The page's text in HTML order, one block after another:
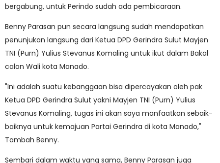
bergabung, untuk Perindo sudah ada pembicaraan.
Benny Parasan pun secara langsung sudah mendapatkan
penunjukan langsung dari Ketua DPD Gerindra Sulut Mayjen
TNI (Purn) Yulius Stevanus Komaling untuk ikut dalam Bakal
calon Wali kota Manado.
"Ini adalah suatu kebanggaan bisa dipercayakan oleh pak
Ketua DPD Gerindra Sulut yakni Mayjen TNI (Purn) Yulius
Stevanus Komaling, tugas ini akan saya manfaatkan sebaik-
baiknya untuk kemajuan Partai Gerindra di kota Manado,"
Tambah Benny.
Sembari dalam waktu yang sama, Benny Parasan juga